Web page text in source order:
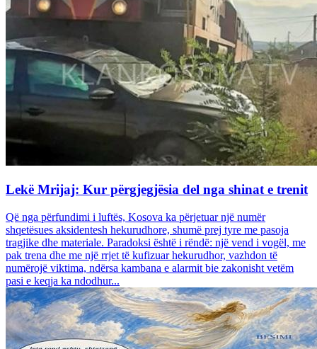
Lekë Mrijaj: Kur përgjegjësia del nga shinat e trenit
Që nga përfundimi i luftës, Kosova ka përjetuar një numër
shqetësues aksidentesh hekurudhore, shumë prej tyre me pasoja
tragjike dhe materiale. Paradoksi është i rëndë: një vend i vogël, me
pak trena dhe me një rrjet të kufizuar hekurudhor, vazhdon të
numërojë viktima, ndërsa kambana e alarmit bie zakonisht vetëm
pasi e keqja ka ndodhur...